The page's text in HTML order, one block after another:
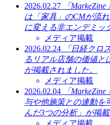
2026.02.27
「
は「家具」のCMが流
に変える非エンデミッ
メディア掲載
2026.02.24
「日経クロ
るリアル店舗の価値と
が掲載されました。
メディア掲載
2026.02.04
「
与や他施策との連動を
んだ3つの分析」が掲載
メディア掲載